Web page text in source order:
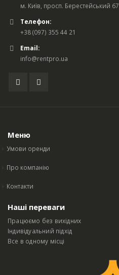
м. Київ, просп. Берестейський 67
Телефон:
+38 (097) 355 44 21
Email:
info@rentpro.ua
Меню
Умови оренди
Про компанію
Контакти
Наші переваги
Працюємо без вихідних
Індивідуальний підхід
Все в одному місці